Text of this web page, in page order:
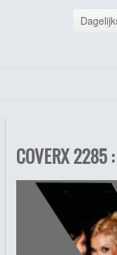
COVERX 2285